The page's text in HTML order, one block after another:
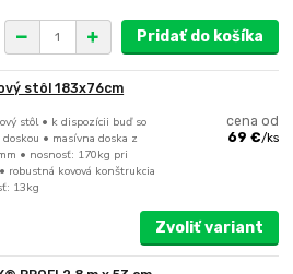
Pridať do košíka
stôl 183x76cm
stôl • k dispozícii buď so
• masívna doska z
• nosnosť: 170kg pri
robustná kovová konštrukcia
13kg
cena od
69 €/ks
Zvoliť variant